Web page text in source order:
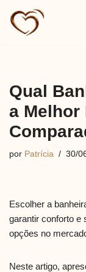
Pular
Qual
a Melhor
por Patrícia 30/
Escolher a
garantir conforto e
opções no
Neste artigo,